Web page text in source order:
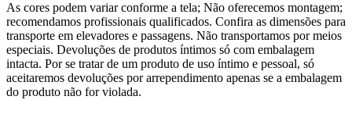
As cores podem variar conforme a tela; Não oferecemos montagem;
recomendamos profissionais qualificados. Confira as dimensões para
transporte em elevadores e passagens. Não transportamos por meios
especiais. Devoluções de produtos íntimos só com embalagem
intacta. Por se tratar de um produto de uso íntimo e pessoal, só
aceitaremos devoluções por arrependimento apenas se a embalagem
do produto não for violada.